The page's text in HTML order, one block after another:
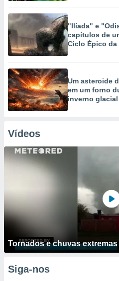
"Ilíada" e
capítulos de
Ciclo Épico da
Um asteroide
em um forno
inverno glacial
Vídeos
Tornados e chuvas
Siga-nos